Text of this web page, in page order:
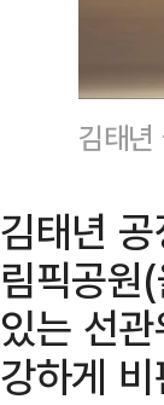
김태
김태년
림픽공원
있는 선
강하게